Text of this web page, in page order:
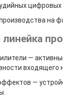
цифровых
на
—
входящего
—